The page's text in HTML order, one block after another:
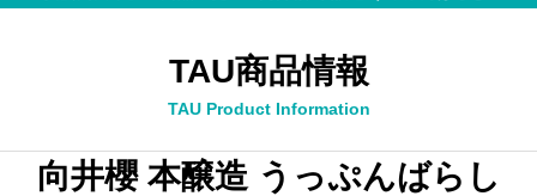
TAU商品情報
TAU Product Information
向井櫻 本醸造 うっぷんばらし